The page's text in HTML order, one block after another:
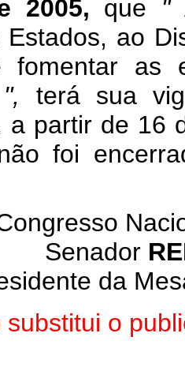
2005, que "
ao
fomentar as
", terá sua
a partir de 16
foi
Senador
da
substitui o